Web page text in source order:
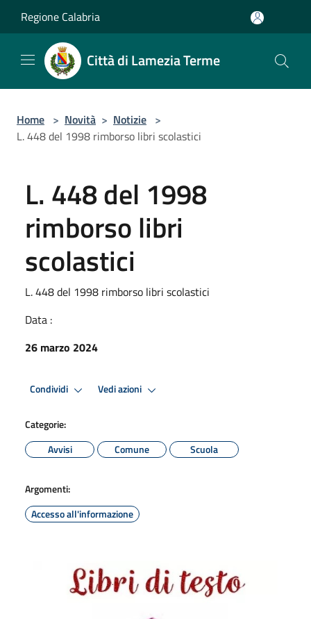
Regione Calabria
Città di Lamezia Terme
Home > Novità > Notizie >
L. 448 del 1998 rimborso libri scolastici
L. 448 del 1998
rimborso libri
scolastici
L. 448 del 1998 rimborso libri scolastici
Data :
26 marzo 2024
Condividi Vedi azioni
Categorie:
Avvisi
Comune Scuola
Argomenti:
Accesso all'informazione